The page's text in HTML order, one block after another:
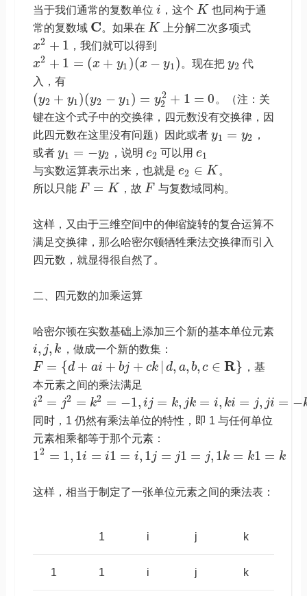
当于我们通常的复数单位 i ，这个 K 也同构于通
常的复数域 C。如果在 K 上分解二次多项式
x2 + 1 ，我们就可以得到
x2 + 1 = (x + y1 )(x − y1) 。现在把y2 代
入，有
(y2 + y1)(y2 − y1) = y2
2 + 1 = 0 。（注：关
键在这个式子中的交换律，四元数没有交换律，因
此四元数在这里没有问题）因此或者 y1 = y2
，
或者 y1 = −y2 ，说明e2 可以用e1
与实数运算表示出来，也就是 e2 ∈ K 。
所以只能 F = K ，故 F 与复数域同构。
这样，又由于三维空间中的伸缩旋转的复合运算不
满足交换律，那么哈密尔顿牺牲乘法交换律而引入
四元数，就显得很自然了。
二、四元数的加乘运算
哈密尔顿在实数基础上添加三个新的基本单位元素
i, j, k ，做成一个新的数集：
F = {d + ai + bj + ck | d, a, b, c ∈ R} ，基
本元素之间的乘法满足
i2 = j2 = k2 = −1, ij = k, jk = i, ki = j, ji = −
同时，1 仍然有乘法单位的特性，即 1 与任何单位
元素相乘都等于那个元素：
12 = 1, 1i = i1 = i, 1j = j1 = j, 1k = k1 = k
这样，相当于制定了一张单位元素之间的乘法表：
1 i j k
1 1 i j k